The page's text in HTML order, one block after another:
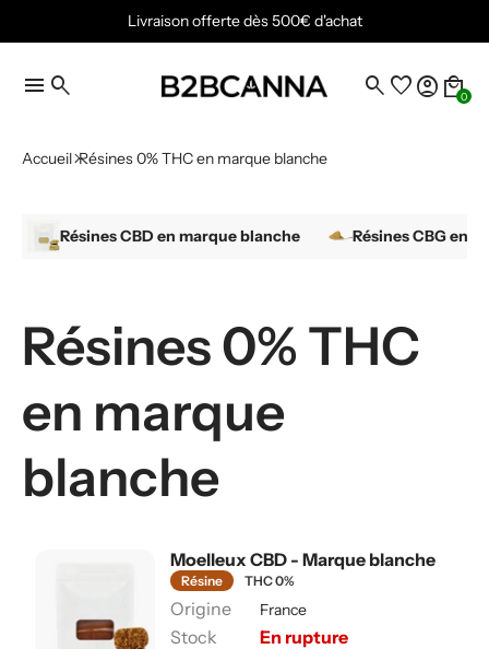
Livraison offerte dès 500€ d'achat
menu search search favoriteaccount_circle local_mall
0
Accueil Résines 0% THC en marque blanche
Résines CBD en marque blanche Résines CBG en
Résines 0% THC
en marque
blanche
Moelleux CBD - Marque blanche
Résine THC 0%
France
En rupture